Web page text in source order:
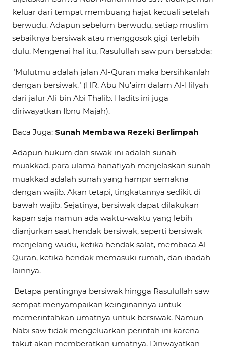
keluar dari tempat membuang hajat kecuali setelah
berwudu. Adapun sebelum berwudu, setiap muslim
sebaiknya bersiwak atau menggosok gigi terlebih
dulu. Mengenai hal itu, Rasulullah saw pun bersabda:
"Mulutmu adalah jalan Al-Quran maka bersihkanlah
dengan bersiwak." (HR. Abu Nu'aim dalam Al-Hilyah
dari jalur Ali bin Abi Thalib. Hadits ini juga
diriwayatkan Ibnu Majah).
Baca Juga: Sunah Membawa Rezeki Berlimpah
Adapun hukum dari siwak ini adalah sunah
muakkad, para ulama hanafiyah menjelaskan sunah
muakkad adalah sunah yang hampir semakna
dengan wajib. Akan tetapi, tingkatannya sedikit di
bawah wajib. Sejatinya, bersiwak dapat dilakukan
kapan saja namun ada waktu-waktu yang lebih
dianjurkan saat hendak bersiwak, seperti bersiwak
menjelang wudu, ketika hendak salat, membaca Al-
Quran, ketika hendak memasuki rumah, dan ibadah
lainnya.
Betapa pentingnya bersiwak hingga Rasulullah saw
sempat menyampaikan keinginannya untuk
memerintahkan umatnya untuk bersiwak. Namun
Nabi saw tidak mengeluarkan perintah ini karena
takut akan memberatkan umatnya. Diriwayatkan